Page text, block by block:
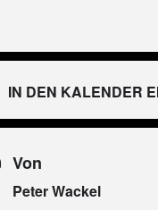
IN DEN KALENDER
Von
Peter Wackel